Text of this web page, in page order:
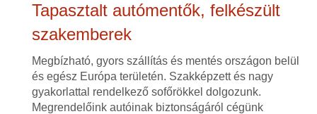
Tapasztalt autómentők, felkészült
szakemberek
Megbízható, gyors szállítás és mentés országon belül
és egész Európa területén. Szakképzett és nagy
gyakorlattal rendelkező sofőrökkel dolgozunk.
Megrendelőink autóinak biztonságáról cégünk